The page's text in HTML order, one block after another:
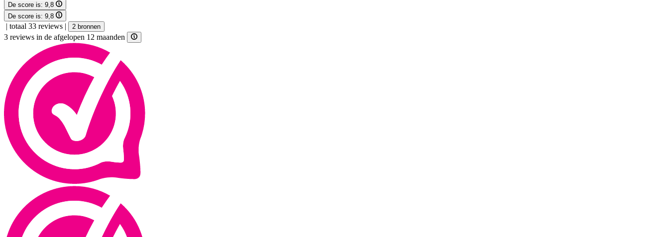
De score is: 9,8
De score is: 9,8
| totaal 33 reviews | 2 bronnen
3 reviews in de afgelopen 12 maanden